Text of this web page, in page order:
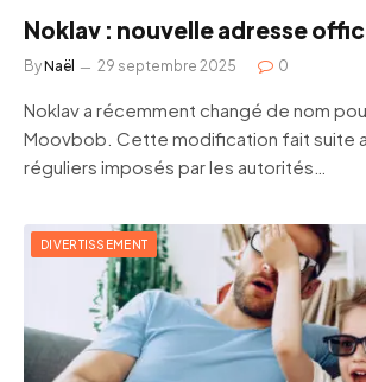
Noklav : nouvelle adresse
ByNaël 29 septembre 2025 0
Noklav a récemment changé de nom
Moovbob. Cette modification fait suite
réguliers imposés par les autorités…
DIVERTISSEMENT